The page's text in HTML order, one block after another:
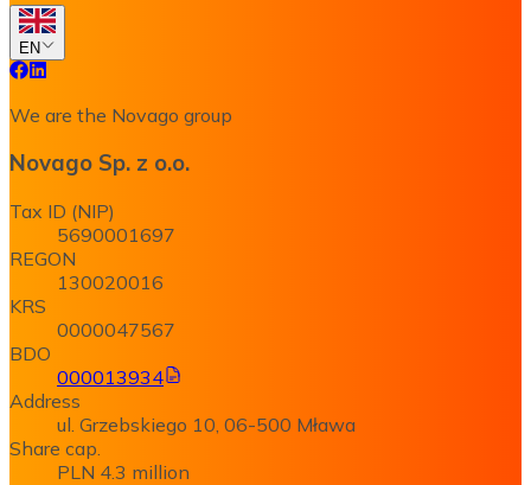
EN
We are the Novago group
Novago Sp. z o.o.
Tax ID (NIP)
5690001697
REGON
130020016
KRS
0000047567
BDO
000013934
Address
ul. Grzebskiego 10, 06-500 Mława
Share cap.
PLN 4.3 million